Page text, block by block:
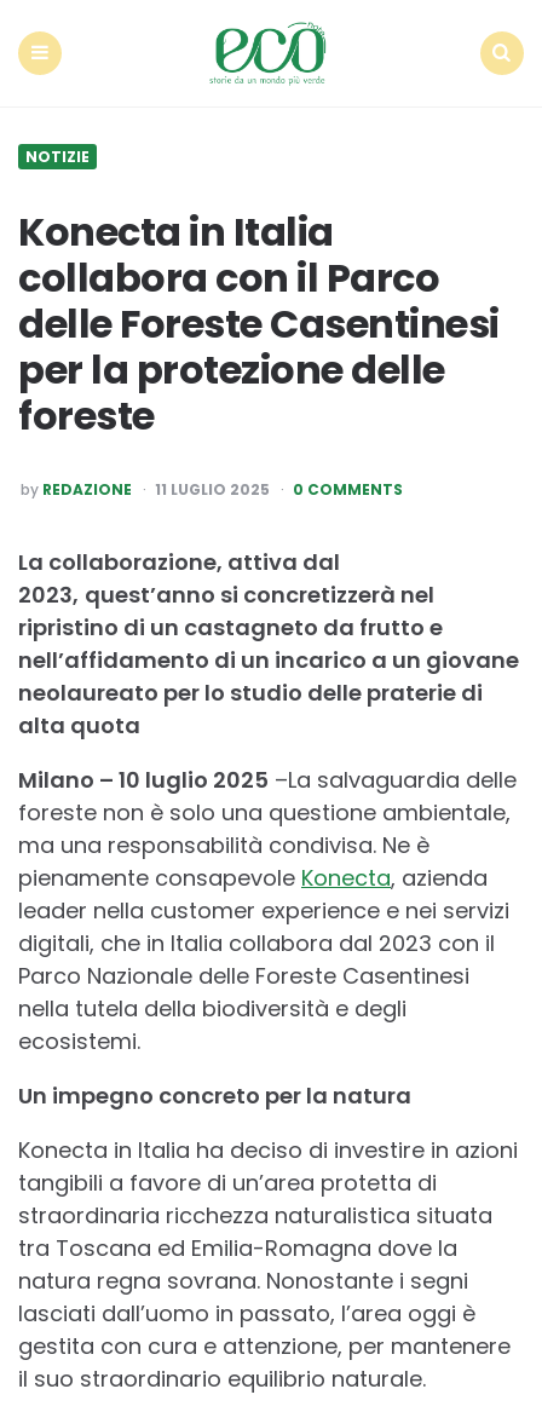
NOTIZIE
Konecta in Italia
collabora con il Parco
delle Foreste Casentinesi
per la protezione delle
foreste
POSTED
BY
by REDAZIONE 11 LUGLIO 2025 0 COMMENTS
La collaborazione, attiva dal
2023, quest’anno si concretizzerà nel
ripristino di un castagneto da frutto e
nell’affidamento di un incarico a un giovane
neolaureato per lo studio delle praterie di
alta quota
Milano – 10 luglio 2025 –La salvaguardia delle
foreste non è solo una questione ambientale,
ma una responsabilità condivisa. Ne è
pienamente consapevole Konecta, azienda
leader nella customer experience e nei servizi
digitali, che in Italia collabora dal 2023 con il
Parco Nazionale delle Foreste Casentinesi
nella tutela della biodiversità e degli
ecosistemi.
Un impegno concreto per la natura
Konecta in Italia ha deciso di investire in azioni
tangibili a favore di un’area protetta di
straordinaria ricchezza naturalistica situata
tra Toscana ed Emilia-Romagna dove la
natura regna sovrana. Nonostante i segni
lasciati dall’uomo in passato, l’area oggi è
gestita con cura e attenzione, per mantenere
il suo straordinario equilibrio naturale.